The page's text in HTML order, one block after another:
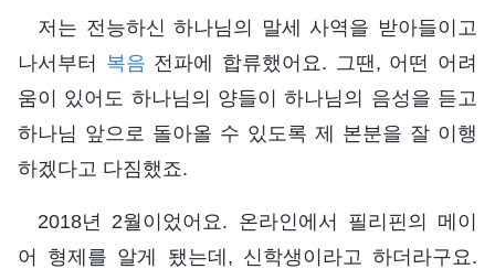
저는 전능하신 하나님의 말세 사역을 받아들이고
나서부터 복음 전파에 합류했어요. 그땐, 어떤 어려
움이 있어도 하나님의 양들이 하나님의 음성을 듣고
하나님 앞으로 돌아올 수 있도록 제 본분을 잘 이행
하겠다고 다짐했죠.
2018년 2월이었어요. 온라인에서 필리핀의 메이
어 형제를 알게 됐는데, 신학생이라고 하더라구요.